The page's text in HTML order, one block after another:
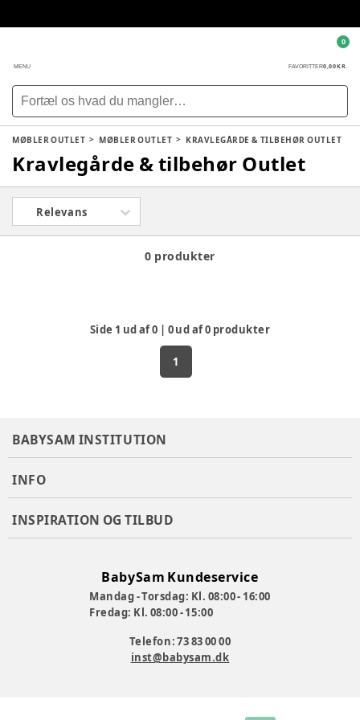
MENU FAVORITTER0,00 KR.
0
MØBLER OUTLET MØBLER OUTLET KRAVLEGÅRDE & TILBEHØR OUTLET
Kravlegårde & tilbehør Outlet
Relevans
0 produkter
Side 1 ud af0 0ud af0 produkter
1
BABYSAM INSTITUTION
INFO
INSPIRATION OG TILBUD
BabySam Kundeservice
Mandag - Torsdag: Kl. 08:00 - 16:00
Fredag: Kl. 08:00 - 15:00
Telefon: 73 83 00 00
inst@babysam.dk